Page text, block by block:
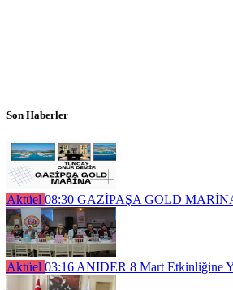
Son Haberler
Aktüel 08:30 GAZİPAŞA GOLD
Aktüel 03:16 ANIDER 8 Mart Etkinliğine